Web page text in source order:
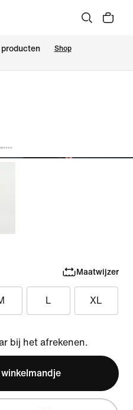
Shop
Maatwijzer
L XL
bij het afrekenen.